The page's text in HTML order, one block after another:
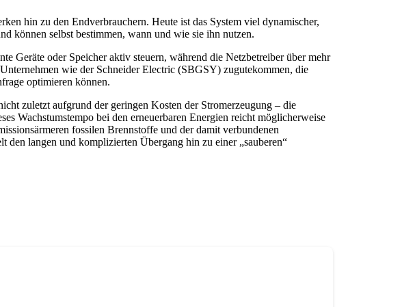
hin zu den Endverbrauchern. Heute ist das System viel dynamischer,
können selbst bestimmen, wann und wie sie ihn nutzen.
Geräte oder Speicher aktiv steuern, während die Netzbetreiber über mehr
wie der Schneider Electric (SBGSY) zugutekommen, die
optimieren können.
zuletzt aufgrund der geringen Kosten der Stromerzeugung – die
Wachstumstempo bei den erneuerbaren Energien reicht möglicherweise
fossilen Brennstoffe und der damit verbundenen
langen und komplizierten Übergang hin zu einer „sauberen“